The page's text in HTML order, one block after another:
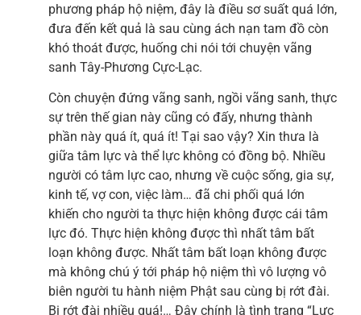
phương pháp hộ niệm, đây là điều sơ suất quá lớn,
đưa đến kết quả là sau cùng ách nạn tam đồ còn
khó thoát được, huống chi nói tới chuyện vãng
sanh Tây-Phương Cực-Lạc.
Còn chuyện đứng vãng sanh, ngồi vãng sanh, thực
sự trên thế gian này cũng có đấy, nhưng thành
phần này quá ít, quá ít! Tại sao vậy? Xin thưa là
giữa tâm lực và thể lực không có đồng bộ. Nhiều
người có tâm lực cao, nhưng về cuộc sống, gia sự,
kinh tế, vợ con, việc làm… đã chi phối quá lớn
khiến cho người ta thực hiện không được cái tâm
lực đó. Thực hiện không được thì nhất tâm bất
loạn không được. Nhất tâm bất loạn không được
mà không chú ý tới pháp hộ niệm thì vô lượng vô
biên người tu hành niệm Phật sau cùng bị rớt đài.
Bị rớt đài nhiều quá!… Đây chính là tình trạng “Lực